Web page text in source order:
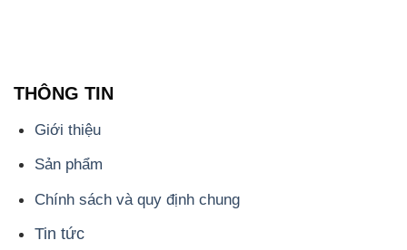
THÔNG TIN
Giới thiệu
Sản phẩm
Chính sách và quy định chung
Tin tức